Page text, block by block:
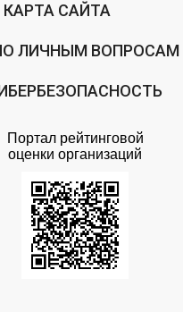
КАРТА САЙТА
ЛИЧНЫМ ВОПРОСАМ
Портал рейтинговой
оценки организаций